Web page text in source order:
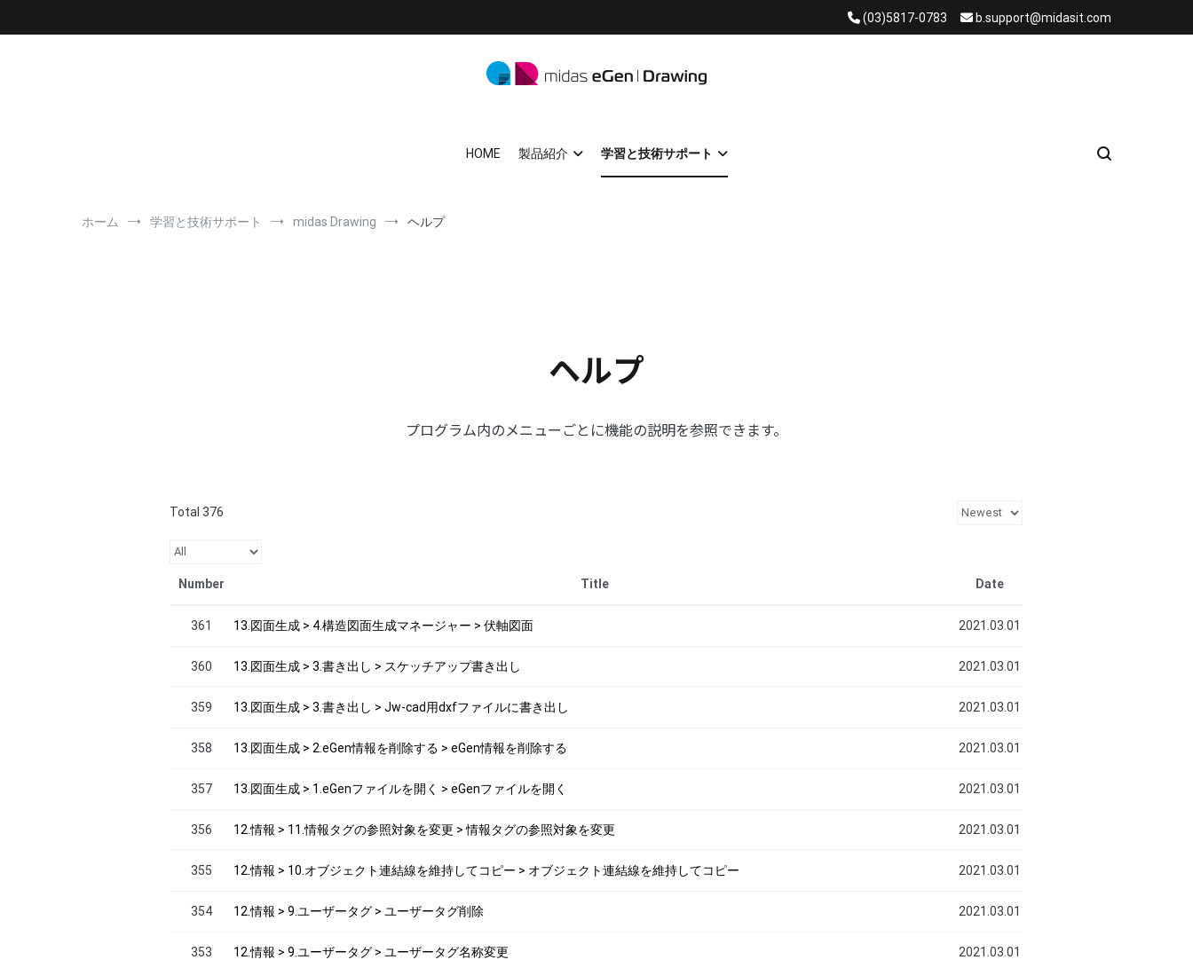
(03)5817-0783 b.support@midasit.com
HOME 製品紹介 学習と技術サポート
ホーム 学習と技術サポート midas Drawing ヘルプ
ヘルプ
プログラム内のメニューごとに機能の説明を参照できます。
Total 376
Number Title Date
361 13.図面生成 > 4.構造図面生成マネージャー > 伏軸図面 2021.03.01
360 13.図面生成 > 3.書き出し > スケッチアップ書き出し 2021.03.01
359 13.図面生成 > 3.書き出し > Jw-cad用dxfファイルに書き出し 2021.03.01
358 13.図面生成 > 2.eGen情報を削除する > eGen情報を削除する 2021.03.01
357 13.図面生成 > 1.eGenファイルを開く > eGenファイルを開く 2021.03.01
356 12.情報 > 11.情報タグの参照対象を変更 > 情報タグの参照対象を変更 2021.03.01
355 12.情報 > 10.オブジェクト連結線を維持してコピー > オブジェクト連結線を維持してコピー 2021.03.01
354 12.情報 > 9.ユーザータグ > ユーザータグ削除 2021.03.01
353 12.情報 > 9.ユーザータグ > ユーザータグ名称変更 2021.03.01